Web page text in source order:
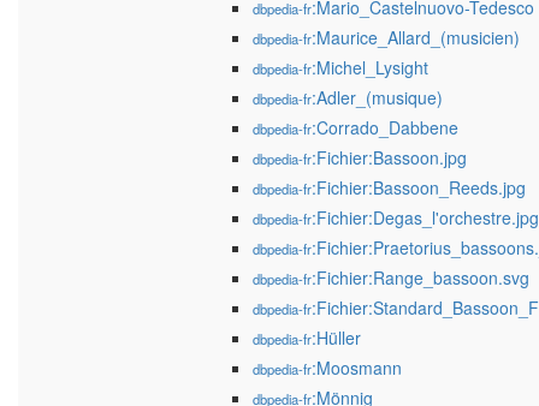
dbpedia-fr:Mario_Castelnuovo-Tedesco
dbpedia-fr:Maurice_Allard_(musicien)
dbpedia-fr:Michel_Lysight
dbpedia-fr:Adler_(musique)
dbpedia-fr:Corrado_Dabbene
dbpedia-fr:Fichier:Bassoon.jpg
dbpedia-fr:Fichier:Bassoon_Reeds.jpg
dbpedia-fr:Fichier:Degas_l'orchestre.jpg
dbpedia-fr
dbpedia-fr:Fichier:Range_bassoon.svg
dbpedia-fr
dbpedia-fr:Hüller
dbpedia-fr:Moosmann
dbpedia-fr:Mönnig